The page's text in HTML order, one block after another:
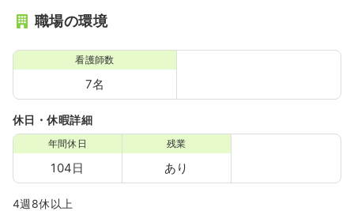
職場の環境
看護師数
7名
休日・休暇詳細
年間休日
104日
残業
あり
4週8休以上